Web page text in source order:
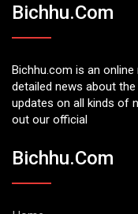
Bichhu.com
Bichhu.com is an
detailed news about
updates on all kinds of
out our official
Bichhu.com